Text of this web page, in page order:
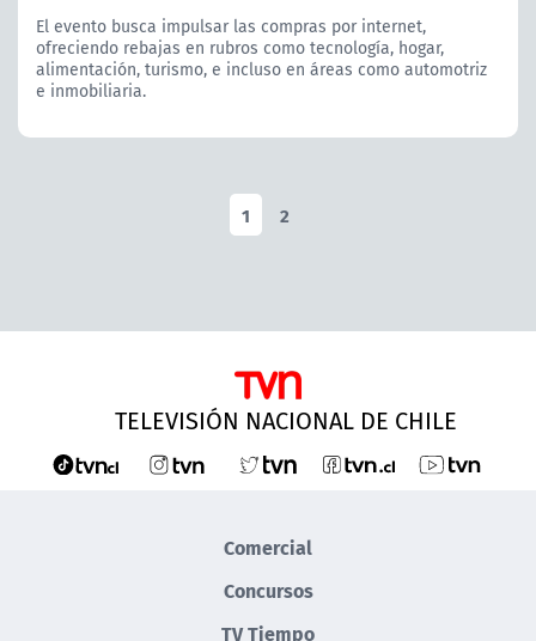
El evento busca impulsar las compras por internet,
ofreciendo rebajas en rubros como tecnología, hogar,
alimentación, turismo, e incluso en áreas como automotriz
e inmobiliaria.
1 2
TELEVISIÓN NACIONAL DE CHILE
Comercial
Concursos
TV Tiempo